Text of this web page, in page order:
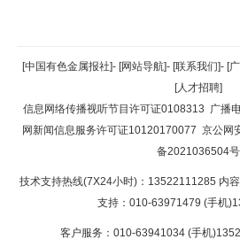
返回顶部
返回首页
[中国有色金属报社]- [网站导航]- [联系我们]- [
[人才招聘]
信息网络传播视听节目许可证0108313 广播
网新闻信息服务许可证10120170077 京公网
备2021036504号
技术支持热线(7X24小时)：13522111285 内
支持：010-63971479 (手机
客户服务：010-63941034 (手机